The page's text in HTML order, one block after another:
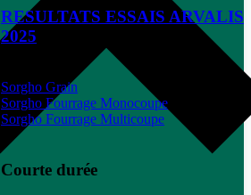
RESULTATS ESSAIS ARVALIS
2025
Sorgho Grain
Sorgho Fourrage Monocoupe
Sorgho Fourrage Multicoupe
Courte durée